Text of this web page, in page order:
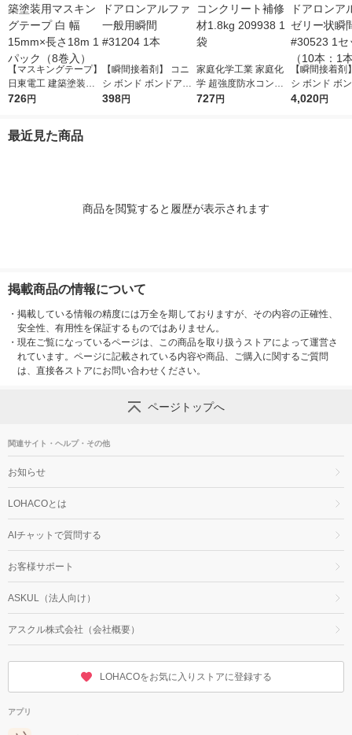
【マスキングテープ】
日東電工 建築塗装用
マスキングテープ 白
726円
【瞬間接着剤】 コニ
シ ボンド ボンドアロ
ンアルファ一般用瞬間
398円
家庭化学工業 家庭化
学 超強度防水コンク
リート補修材1.8kg 20
727円
【瞬間接着剤
シ ボンド ボ
ンアルフアゼ
4,020円
最近見た商品
商品を閲覧すると履歴が表示されます
掲載商品の情報について
・ 掲載している情報の精度には万全を期しておりますが、その内容の正確性、
安全性、有用性を保証するものではありません。
・ 現在ご覧になっているページは、この商品を取り扱うストアによって運営さ
れています。ページに記載されている内容や商品、ご購入に関するご質問
は、直接各ストアにお問い合わせください。
ページトップへ
関連サイト・ヘルプ・その他
お知らせ
LOHACOとは
AIチャットで質問する
お客様サポート
ASKUL（法人向け）
アスクル株式会社（会社概要）
LOHACOをお気に入りストアに登録する
アプリ